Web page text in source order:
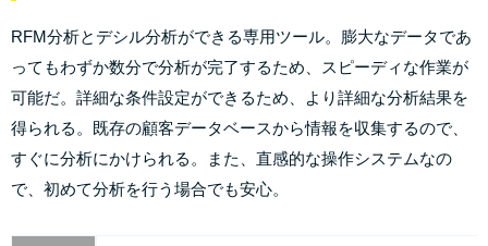
RFM分析とデシル分析ができる専用ツール。膨大なデータであ
ってもわずか数分で分析が完了するため、スピーディな作業が
可能だ。詳細な条件設定ができるため、より詳細な分析結果を
得られる。既存の顧客データベースから情報を収集するので、
すぐに分析にかけられる。また、直感的な操作システムなの
で、初めて分析を行う場合でも安心。